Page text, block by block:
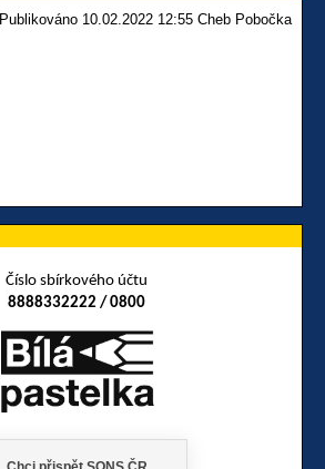
Publikováno 10.02.2022 12:55 Cheb Pobočka
Číslo sbírkového účtu
8888332222 / 0800